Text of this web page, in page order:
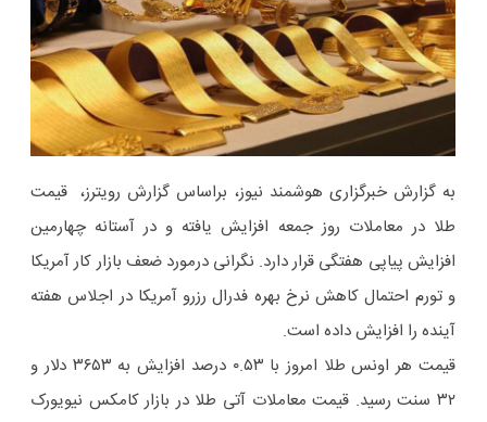
به گزارش خبرگزاری هوشمند نیوز، براساس گزارش رویترز، قیمت
طلا در معاملات روز جمعه افزایش یافته و در آستانه چهارمین
افزایش پیاپی هفتگی قرار دارد. نگرانی درمورد ضعف بازار کار آمریکا
و تورم احتمال کاهش نرخ بهره فدرال رزرو آمریکا در اجلاس هفته
آینده را افزایش داده است.
قیمت هر اونس طلا امروز با ۰.۵۳ درصد افزایش به ۳۶۵۳ دلار و
۳۲ سنت رسید. قیمت معاملات آتی طلا در بازار کامکس نیویورک